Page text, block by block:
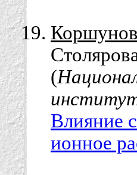
(
Влияние
ионное